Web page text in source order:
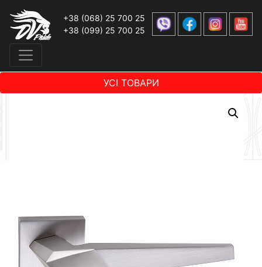
+38 (068) 25 700 25
+38 (099) 25 700 25
УСІ ТОВАРИ